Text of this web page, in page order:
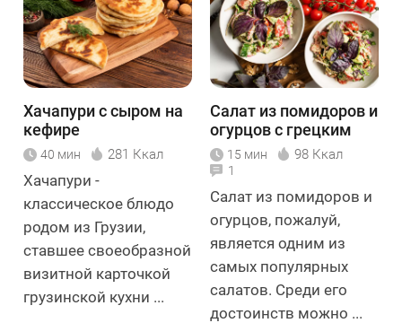
Хачапури с сыром на
кефире
40 мин 281 Ккал
Хачапури -
классическое блюдо
родом из Грузии,
ставшее своеобразной
визитной карточкой
грузинской кухни ...
Салат из помидоров и
огурцов с грецким
орехом
15 мин 98 Ккал
1
Салат из помидоров и
огурцов, пожалуй,
является одним из
самых популярных
салатов. Среди его
достоинств можно ...